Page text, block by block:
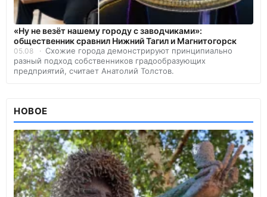
«Ну не везёт нашему городу с заводчиками»:
общественник сравнил Нижний Тагил и Магнитогорск
05.08
Схожие города демонстрируют принципиально
разный подход собственников градообразующих
предприятий, считает Анатолий Толстов.
НОВОЕ